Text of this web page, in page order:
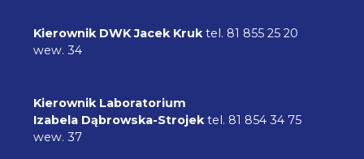
Kierownik DWK Jacek Kruktel. 81 855 25 20
wew. 34
Kierownik Laboratorium
Izabela Dąbrowska-Strojektel. 81 854 34 75
wew. 37